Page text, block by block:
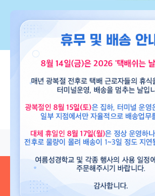
교재 도서